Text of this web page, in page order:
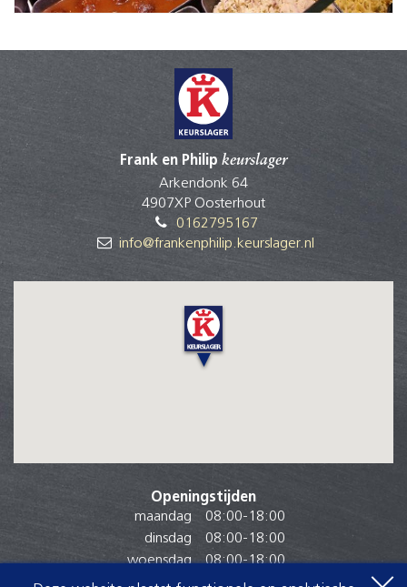
Frank en Philip keurslager
Arkendonk 64
4907XP Oosterhout
0162795167
info@frankenphilip.keurslager.nl
Openingstijden
maandag
08:00-18:00
dinsdag
08:00-18:00
woensdag
08:00-18:00
donderdag
08:00 -